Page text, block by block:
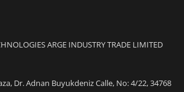
ARGE INDUSTRY TRADE LIMITED
Dr. Adnan Buyukdeniz Calle, No: 4/22, 34768